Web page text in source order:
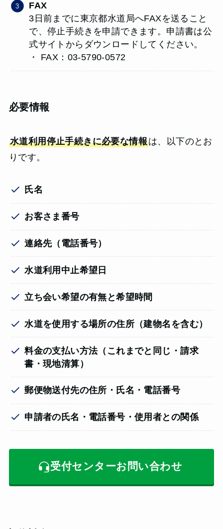
FAX
3日前までに東京都水道局へFAXを送ること
で、停止手続きを申請できます。申請書は公
式サイトからダウンロードしてください。
・ FAX：03-5790-0572
必要情報
水道利用停止手続きに必要な情報は、以下のとお
りです。
氏名
お客さま番号
連絡先（電話番号）
水道利用中止希望日
立ち会い希望の有無と希望時間
水道を使用する場所の住所（建物名を含む）
料金の支払い方法（これまでと同じ・請求
書・現地清算）
郵便物送付先の住所・氏名・電話番号
申請者の氏名・電話番号・使用者との関係
受付センターお問い合わせ